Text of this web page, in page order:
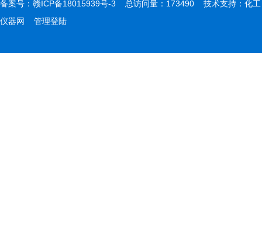
备案号： 赣ICP备18015939号-3 总访问量：173490 技术支持： 化工
仪器网
管理登陆